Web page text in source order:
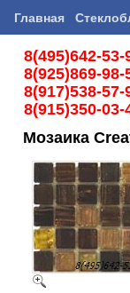
Главная
8(495)642-53-
8(925)869-98-
8(917)538-57-
8(915)350-03-
Мозаика